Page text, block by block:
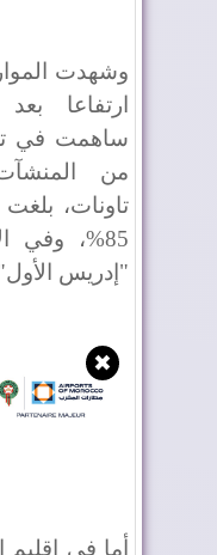
وشهدت
ارتفاعا
ساهمت في
من
تاونات،
85%،
"إدريس الأول"
✖
أما في